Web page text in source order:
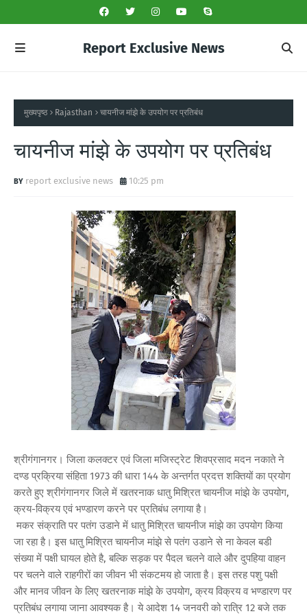
Report Exclusive News
मुख्यपृष्ठ Rajasthan चायनीज मांझे के उपयोग पर प्रतिबंध
चायनीज मांझे के उपयोग पर प्रतिबंध
report exclusive news 10:25 pm
श्रीगंगानगर। जिला कलक्टर एवं जिला मजिस्ट्रेट शिवप्रसाद मदन नकाते ने
दण्ड प्रक्रिया संहिता 1973 की धारा 144 के अन्तर्गत प्रदत्त शक्तियों का प्रयोग
करते हुए श्रीगंगानगर जिले में खतरनाक धातु मिश्रित चायनीज मांझे के उपयोग,
क्रय-विक्रय एवं भण्डारण करने पर प्रतिबंध लगाया है।
मकर संक्राति पर पतंग उडाने में धातु मिश्रित चायनीज मांझे का उपयोग किया
जा रहा है। इस धातु मिश्रित चायनीज मांझे से पतंग उडाने से ना केवल बडी
संख्या में पक्षी घायल होते है, बल्कि सड़क पर पैदल चलने वाले और दुपहिया वाहन
पर चलने वाले राहगीरों का जीवन भी संकटमय हो जाता है। इस तरह पशु पक्षी
और मानव जीवन के लिए खतरनाक मांझे के उपयोग, क्रय विक्रय व भण्डारण पर
प्रतिबंध लगाया जाना आवश्यक है। ये आदेश 14 जनवरी को रात्रि 12 बजे तक